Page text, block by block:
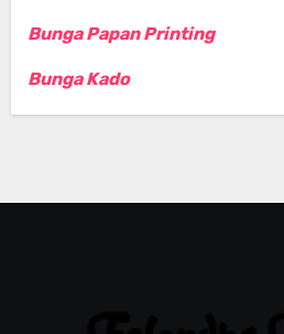
Bunga Papan Printing
Bunga Kado